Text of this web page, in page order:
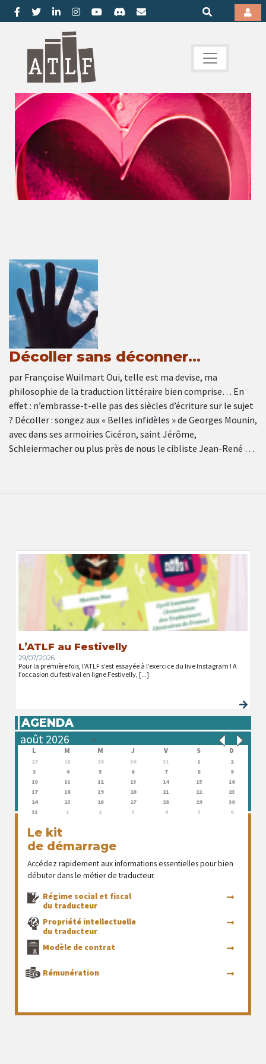
Décoller sans déconner…
par Françoise Wuilmart Oui, telle est ma devise, ma
philosophie de la traduction littéraire bien comprise… En
effet : n’embrasse-t-elle pas des siècles d’écriture sur le sujet
? Décoller : songez aux « Belles infidèles » de Georges Mounin,
avec dans ses armoiries Cicéron, saint Jérôme,
Schleiermacher ou plus près de nous le cibliste Jean-René …
L’ATLF au Festivelly
29/07/2026
Pour la première fois, l’ATLF s’est essayée à l’exercice du live Instagram ! A
l’occasion du festival en ligne Festivelly, [...]
AGENDA
L M M J V S D
27 28 29 30 31 1
2
3
4 5 6 7 8
9
10
11 12 13 14 15
16
17
18 19 20 21 22
23
24
25 26 27 28 29
30
31
1 2 3 4 5 6
Le kit
de démarrage
Accédez rapidement aux informations essentielles pour bien
débuter dans le métier de traducteur.
Régime social et fiscal
du traducteur
Propriété intellectuelle
du traducteur
Modèle de contrat
Rémunération